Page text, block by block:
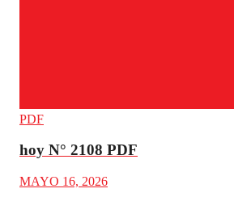
PDF
hoy N° 2108 PDF
MAYO 16, 2026